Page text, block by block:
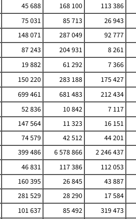
45 688 168 100
113 386
75 031 85 713
26 943
148 071 287 049
92 777
87 243 204 931
8 261
19 882 61 292
7 366
150 220 283 188
175 427
699 461 681 483
212 434
52 836 10 842
7 117
147 564 11 323
16 151
74 579 42 512
44 201
399 486 6 578 866
2 246 437
46 831 117 386
112 053
160 395 26 845
43 887
281 529 28 290
17 584
101 637 85 492
319 473